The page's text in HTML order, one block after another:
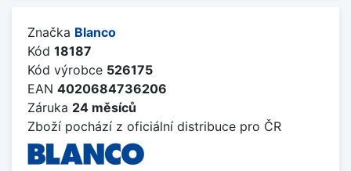
Značka Blanco
Kód 18187
Kód výrobce 526175
EAN 4020684736206
Záruka 24 měsíců
Zboží pochází z oficiální distribuce pro ČR